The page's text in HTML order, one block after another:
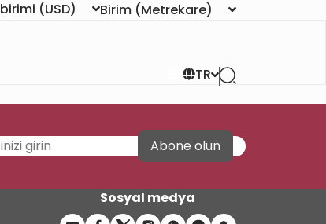
(USD) Birim (Metrekare)
TR
Abone olun
Sosyal medya